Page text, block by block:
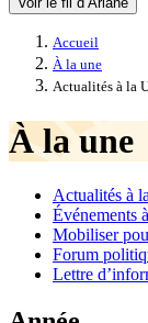
Accueil
À la une
Actualités à la
À la une
Actualités à
Événements
Mobiliser
Forum
Lettre